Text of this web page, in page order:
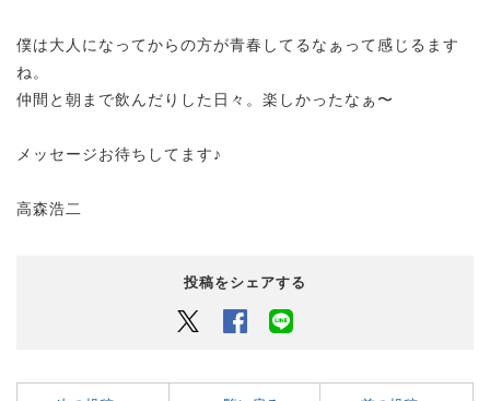
僕は大人になってからの方が青春してるなぁって感じるます
ね。
仲間と朝まで飲んだりした日々。楽しかったなぁ〜
メッセージお待ちしてます♪
高森浩二
投稿をシェアする
Twitter Facebook